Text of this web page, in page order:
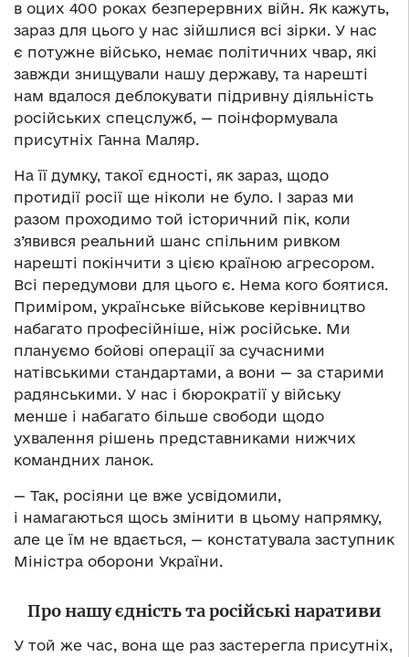
в оцих 400 роках безперервних війн. Як кажуть,
зараз для цього у нас зійшлися всі зірки. У нас
є потужне військо, немає політичних чвар, які
завжди знищували нашу державу, та нарешті
нам вдалося деблокувати підривну діяльність
російських спецслужб, — поінформувала
присутніх Ганна Маляр.
На її думку, такої єдності, як зараз, щодо
протидії росії ще ніколи не було. І зараз ми
разом проходимо той історичний пік, коли
з’явився реальний шанс спільним ривком
нарешті покінчити з цією країною агресором.
Всі передумови для цього є. Нема кого боятися.
Приміром, українське військове керівництво
набагато професійніше, ніж російське. Ми
плануємо бойові операції за сучасними
натівськими стандартами, а вони — за старими
радянськими. У нас і бюрократії у війську
менше і набагато більше свободи щодо
ухвалення рішень представниками нижчих
командних ланок.
— Так, росіяни це вже усвідомили,
і намагаються щось змінити в цьому напрямку,
але це їм не вдається, — констатувала заступник
Міністра оборони України.
Про нашу єдність та російські наративи
У той же час, вона ще раз застерегла присутніх,